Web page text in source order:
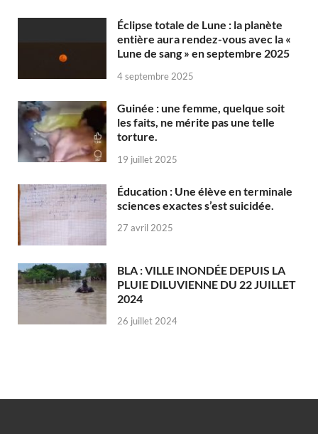
Éclipse totale de Lune : la planète
entière aura rendez-vous avec la «
Lune de sang » en septembre 2025
4 septembre 2025
Guinée : une femme, quelque soit
les faits, ne mérite pas une telle
torture.
19 juillet 2025
Éducation : Une élève en terminale
sciences exactes s’est suicidée.
27 avril 2025
BLA : VILLE INONDÉE DEPUIS LA
PLUIE DILUVIENNE DU 22 JUILLET
2024
26 juillet 2024